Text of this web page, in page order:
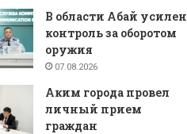
В области Абай усилен
контроль за оборотом
оружия
07.08.2026
Аким города провел
личный прием
граждан